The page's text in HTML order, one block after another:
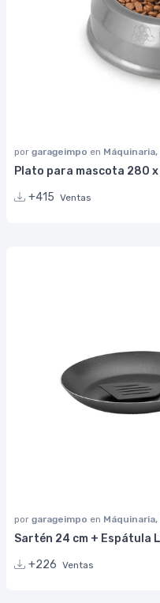
por garageimpo en
Plato para mascota 280 x
+415 Ventas
por garageimpo en
Sartén 24 cm + Espátula
+226 Ventas